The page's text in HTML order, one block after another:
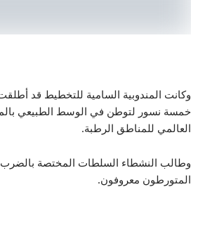
السامية للتخطيط قد أطلقت، الثلاثاء
لتوطن في الوسط الطبيعي بالمنطقة، في
الرطبة.
السلطات المختصة بالضرب بقوة مادام
معروفون.